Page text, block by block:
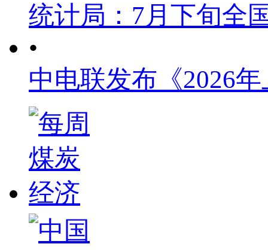
统计局：7月下旬全
•
中电联发布《2026